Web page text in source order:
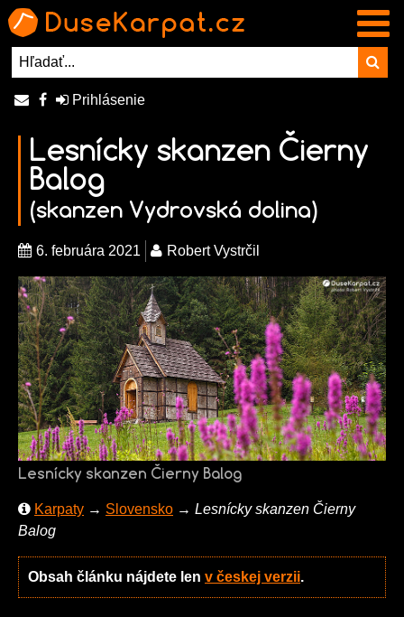
Prihlásenie
Lesnícky skanzen Čierny
Balog
(skanzen Vydrovská dolina)
6. februára 2021 Robert Vystrčil
Lesnícky skanzen Čierny Balog
Karpaty → Slovensko → Lesnícky skanzen Čierny
Balog
Obsah článku nájdete len v českej verzii.